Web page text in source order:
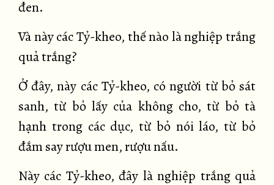
đen.
Và này các Tỷ-kheo, thế nào là nghiệp trắng
quả trắng?
Ở đây, này các Tỷ-kheo, có người từ bỏ sát
sanh, từ bỏ lấy của không cho, từ bỏ tà
hạnh trong các dục, từ bỏ nói láo, từ bỏ
đắm say rượu men, rượu nấu.
Này các Tỷ-kheo, đây là nghiệp trắng quả